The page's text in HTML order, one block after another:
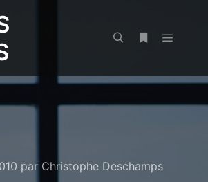
par Christophe Deschamps